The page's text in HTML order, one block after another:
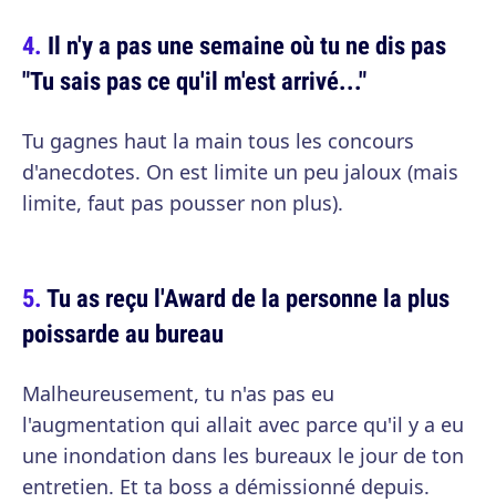
Il n'y a pas une semaine où tu ne dis pas
"Tu sais pas ce qu'il m'est arrivé..."
Tu gagnes haut la main tous les concours
d'anecdotes. On est limite un peu jaloux (mais
limite, faut pas pousser non plus).
Tu as reçu l'Award de la personne la plus
poissarde au bureau
Malheureusement, tu n'as pas eu
l'augmentation qui allait avec parce qu'il y a eu
une inondation dans les bureaux le jour de ton
entretien. Et ta boss a démissionné depuis.